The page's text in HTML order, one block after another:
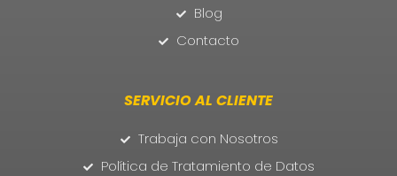
Blog
Contacto
SERVICIO AL CLIENTE
Trabaja con Nosotros
Política de Tratamiento de Datos